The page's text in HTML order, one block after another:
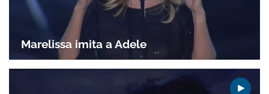
Marelissa imita a Adele